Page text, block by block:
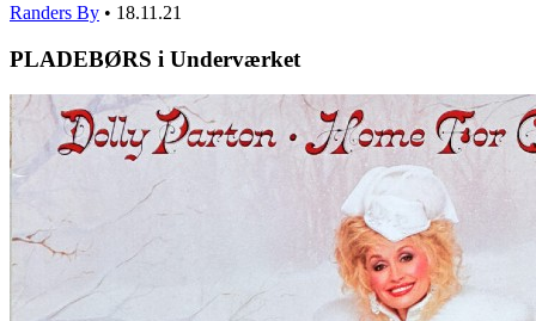
Randers By • 18.11.21
PLADEBØRS i Underværket